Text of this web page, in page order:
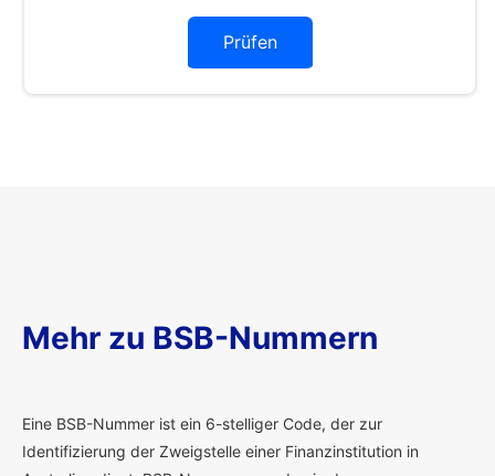
Prüfen
Mehr zu BSB-Nummern
Eine BSB-Nummer ist ein 6-stelliger Code, der zur
Identifizierung der Zweigstelle einer Finanzinstitution in